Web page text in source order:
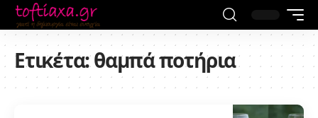
Ετικέτα:θαμπά ποτήρια